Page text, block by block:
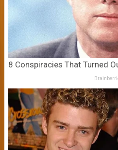
8 Conspiracies That Turned